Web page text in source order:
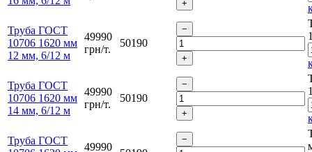
Труба ГОСТ
10706 1620 мм
12 мм, 6/12 м
49990
грн/т.
50190
Труба ГОСТ
10706 1620 мм
14 мм, 6/12 м
49990
грн/т.
50190
Труба ГОСТ
49990